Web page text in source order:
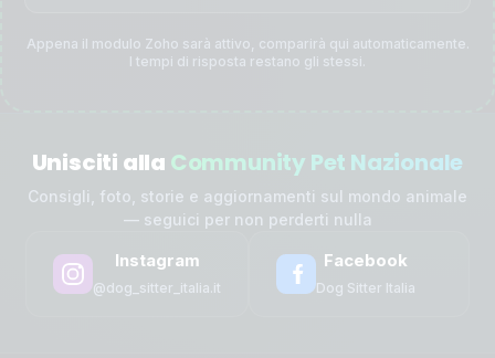
Appena il modulo Zoho sarà attivo, comparirà qui automaticamente.
I tempi di risposta restano gli stessi.
Unisciti alla Community Pet Nazionale
Consigli, foto, storie e aggiornamenti sul mondo animale
— seguici per non perderti nulla
Instagram
@dog_sitter_italia.it
Facebook
Dog Sitter Italia